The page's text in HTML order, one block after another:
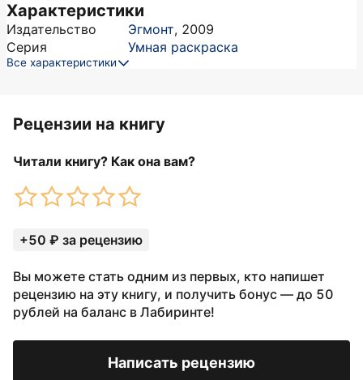
Характеристики
Издательство Эгмонт, 2009
Серия
Умная раскраска
Все характеристики
Рецензии на книгу
Читали книгу? Как она вам?
+50 ₽ за рецензию
Вы можете стать одним из первых, кто напишет
рецензию на эту книгу, и получить бонус — до 50
рублей на баланс в Лабиринте!
Написать рецензию